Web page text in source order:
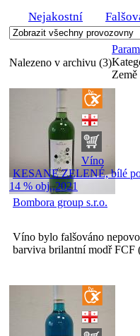
Nejakostní
Nalezeno v archivu (3)
Víno
KESANE ZELENÉ, bílé
14 % obj.,2021
Bombora group s.r.o.
Víno bylo falšováno
barviva brilantní modř FCF